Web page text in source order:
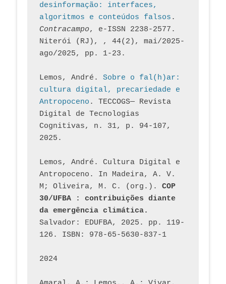
desinformação: interfaces,
algoritmos e conteúdos falsos
Contracampo, e-ISSN 2238-2577.
Niterói (RJ), , 44(2), mai/2025-
ago/2025, pp. 1-23.
Lemos, André. Sobre o fal(h)ar:
cultura digital, precariedade e
Antropoceno . TECCOGS— Revista
Digital de Tecnologias
Cognitivas, n. 31, p. 94-107,
2025.
Lemos, André. Cultura Digital e
Antropoceno. In Madeira, A. V.
M; Oliveira, M. C. (org.). COP
30/UFBA : contribuições diante
da emergência climática.
Salvador: EDUFBA, 2025. pp. 119-
126. ISBN: 978-65-5630-837-1
2024